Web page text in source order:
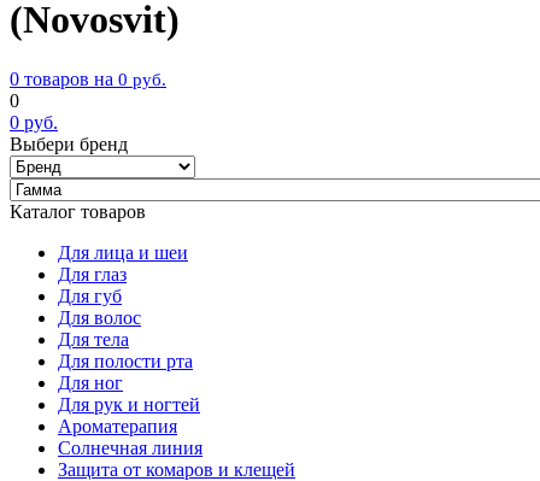
(Novosvit)
0 товаров на 0 руб.
0
0 руб.
Выбери бренд
Каталог товаров
Для лица и шеи
Для глаз
Для губ
Для волос
Для тела
Для полости рта
Для ног
Для рук и ногтей
Ароматерапия
Солнечная линия
Защита от комаров и клещей